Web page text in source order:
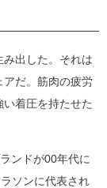
出した。それは
アだ。筋肉の疲労
着圧を持たせた
ンドが00年代に
ソンに代表され